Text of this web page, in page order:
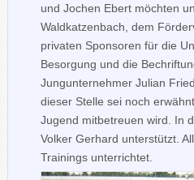
und Jochen Ebert möchten
Waldkatzenbach, dem
privaten Sponsoren für die
Besorgung und die
Jungunternehmer Julian
dieser Stelle sei noch
Jugend mitbetreuen wird. In
Volker Gerhard unterstützt.
Trainings unterrichtet.